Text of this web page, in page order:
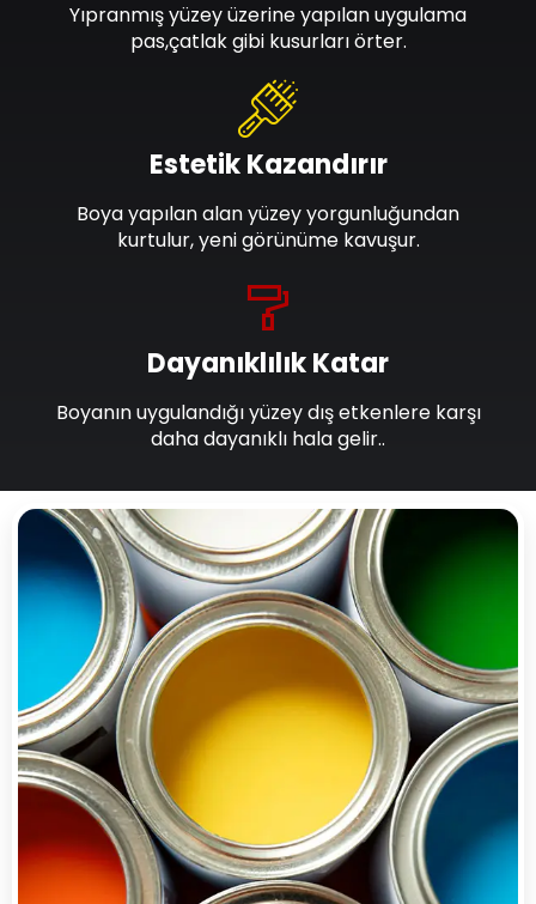
Dayanıklılık Katar
Boyanın uygulandığı yüzey dış etkenlere karşı
daha dayanıklı hala gelir..
Estetik Kazandırır
Boya yapılan alan yüzey yorgunluğundan
kurtulur, yeni görünüme kavuşur.
Yıpranmış yüzey üzerine yapılan uygulama
pas,çatlak gibi kusurları örter.